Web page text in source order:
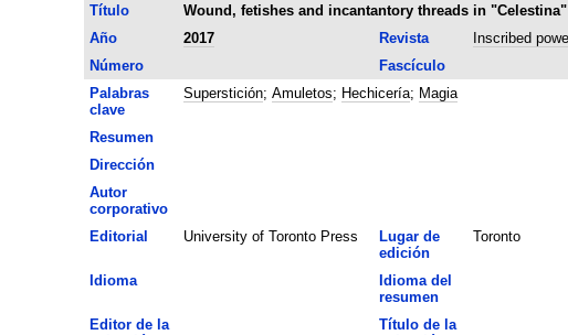
Título
Wound, fetishes and incantantory threads in "Celestina"
Año
2017 Revista Inscribed
Número
Fascículo
Palabras
clave
Superstición; Amuletos; Hechicería; Magia
Resumen
Dirección
Autor
corporativo
Editorial University of Toronto Press
Lugar de
edición
Toronto
Idioma
Idioma del
resumen
Editor de la
Título de la